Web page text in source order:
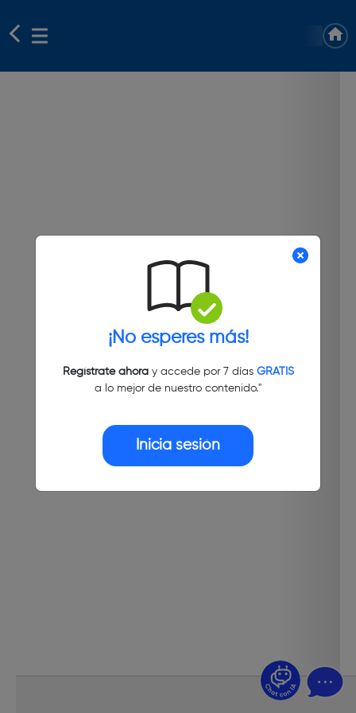
¡No esperes más!
Regístrate ahoray accede por 7 días GRATIS
a lo mejor de nuestro contenido."
Inicia sesión